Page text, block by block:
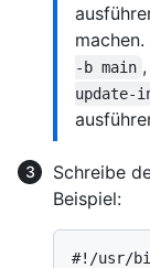
-b main ,
update-
Schreibe
Beispiel:
#!/usr/